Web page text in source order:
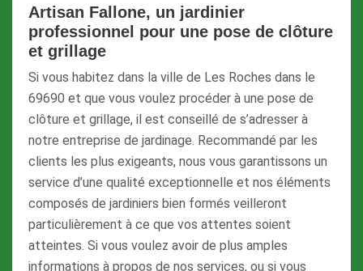
Artisan Fallone, un jardinier
professionnel pour une pose de clôture
et grillage
Si vous habitez dans la ville de Les Roches dans le
69690 et que vous voulez procéder à une pose de
clôture et grillage, il est conseillé de s’adresser à
notre entreprise de jardinage. Recommandé par les
clients les plus exigeants, nous vous garantissons un
service d’une qualité exceptionnelle et nos éléments
composés de jardiniers bien formés veilleront
particulièrement à ce que vos attentes soient
atteintes. Si vous voulez avoir de plus amples
informations à propos de nos services, ou si vous